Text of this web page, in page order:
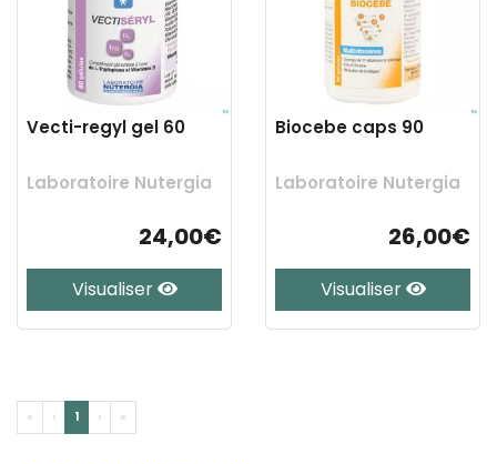
Vecti-regyl gel 60
Laboratoire Nutergia
24,00€
Visualiser
Biocebe caps 90
Laboratoire Nutergia
26,00€
Visualiser
« ‹ 1 › »